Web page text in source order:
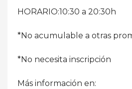
HORARIO:10:30 a 20:30h
*No acumulable a otras
*No necesita inscripción
Más información en: